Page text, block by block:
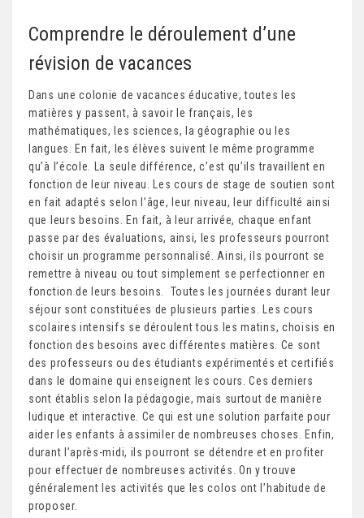
Comprendre le déroulement d’une
révision de vacances
Dans une colonie de vacances éducative, toutes les
matières y passent, à savoir le français, les
mathématiques, les sciences, la géographie ou les
langues. En fait, les élèves suivent le même programme
qu’à l’école. La seule différence, c’est qu’ils travaillent en
fonction de leur niveau. Les cours de stage de soutien sont
en fait adaptés selon l’âge, leur niveau, leur difficulté ainsi
que leurs besoins. En fait, à leur arrivée, chaque enfant
passe par des évaluations, ainsi, les professeurs pourront
choisir un programme personnalisé. Ainsi, ils pourront se
remettre à niveau ou tout simplement se perfectionner en
fonction de leurs besoins. Toutes les journées durant leur
séjour sont constituées de plusieurs parties. Les cours
scolaires intensifs se déroulent tous les matins, choisis en
fonction des besoins avec différentes matières. Ce sont
des professeurs ou des étudiants expérimentés et certifiés
dans le domaine qui enseignent les cours. Ces derniers
sont établis selon la pédagogie, mais surtout de manière
ludique et interactive. Ce qui est une solution parfaite pour
aider les enfants à assimiler de nombreuses choses. Enfin,
durant l’après-midi, ils pourront se détendre et en profiter
pour effectuer de nombreuses activités. On y trouve
généralement les activités que les colos ont l’habitude de
proposer.